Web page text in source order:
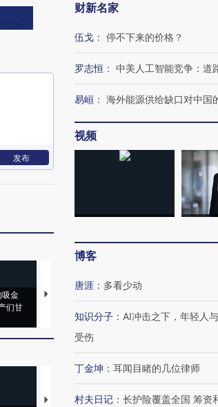
发布
吸金
们甘
马航飞行员跨国走私7万
育部长拱下台
【推广】走进第四届链博
财新名家
伍戈 ： 停不下来的价格？
罗志恒 ： 中美人工智能竞争：道
易峘 ： 海外能源供给缺口对中国
视频
博客
唐涯 ： 多看少动
知识分子 ： AI冲击之下，年轻人
受伤
丁金坤 ： 耳闻目睹的几位律师
村夫日记 ： 长护险覆盖全国 筹资